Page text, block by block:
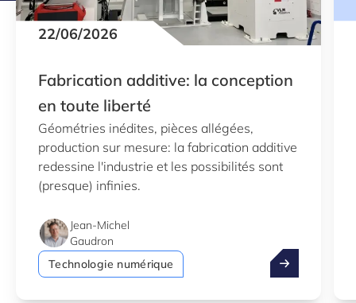
22/06/2026
Fabrication additive: la conception
en toute liberté
Géométries inédites, pièces allégées,
production sur mesure: la fabrication additive
redessine l'industrie et les possibilités sont
(presque) infinies.
Jean-Michel
Gaudron
Technologie numérique
Fabrication